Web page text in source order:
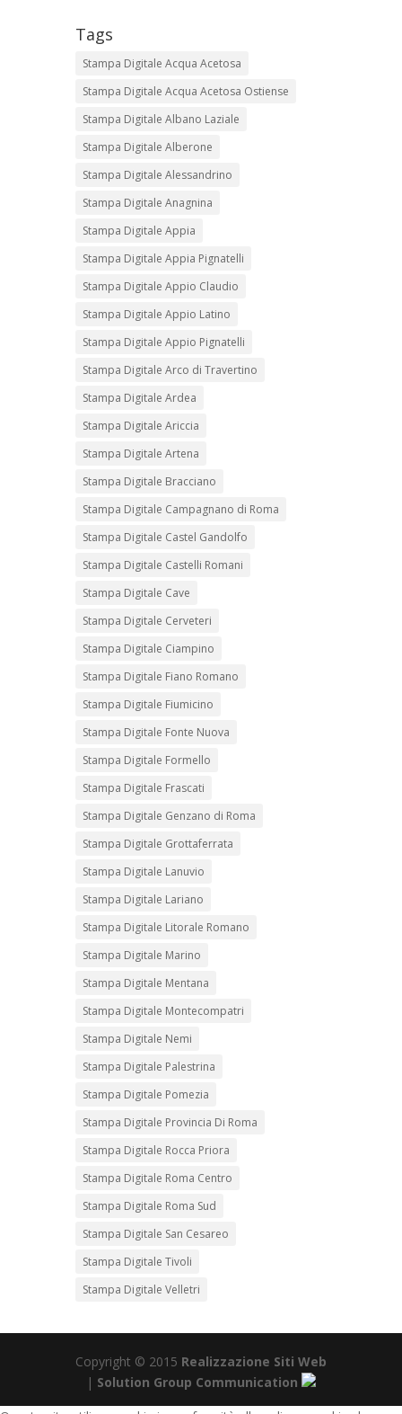
Tags
Stampa Digitale Acqua Acetosa
Stampa Digitale Acqua Acetosa Ostiense
Stampa Digitale Albano Laziale
Stampa Digitale Alberone
Stampa Digitale Alessandrino
Stampa Digitale Anagnina
Stampa Digitale Appia
Stampa Digitale Appia Pignatelli
Stampa Digitale Appio Claudio
Stampa Digitale Appio Latino
Stampa Digitale Appio Pignatelli
Stampa Digitale Arco di Travertino
Stampa Digitale Ardea
Stampa Digitale Ariccia
Stampa Digitale Artena
Stampa Digitale Bracciano
Stampa Digitale Campagnano di Roma
Stampa Digitale Castel Gandolfo
Stampa Digitale Castelli Romani
Stampa Digitale Cave
Stampa Digitale Cerveteri
Stampa Digitale Ciampino
Stampa Digitale Fiano Romano
Stampa Digitale Fiumicino
Stampa Digitale Fonte Nuova
Stampa Digitale Formello
Stampa Digitale Frascati
Stampa Digitale Genzano di Roma
Stampa Digitale Grottaferrata
Stampa Digitale Lanuvio
Stampa Digitale Lariano
Stampa Digitale Litorale Romano
Stampa Digitale Marino
Stampa Digitale Mentana
Stampa Digitale Montecompatri
Stampa Digitale Nemi
Stampa Digitale Palestrina
Stampa Digitale Pomezia
Stampa Digitale Provincia Di Roma
Stampa Digitale Rocca Priora
Stampa Digitale Roma Centro
Stampa Digitale Roma Sud
Stampa Digitale San Cesareo
Stampa Digitale Tivoli
Stampa Digitale Velletri
Copyright © 2015 Realizzazione Siti Web
| Solution Group Communication